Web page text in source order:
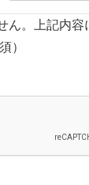
ん。上記内容
）